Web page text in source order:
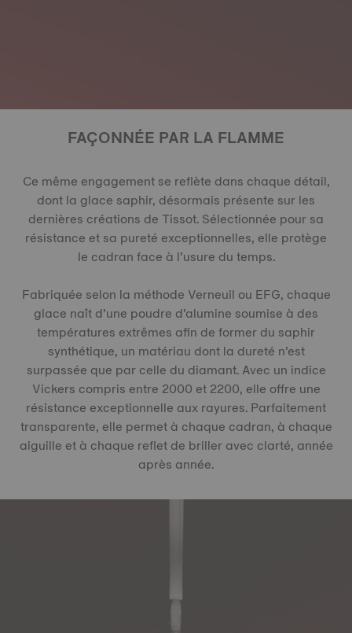
FAÇONNÉE PAR LA FLAMME
Ce même engagement se reflète dans chaque détail,
dont la glace saphir, désormais présente sur les
dernières créations de Tissot. Sélectionnée pour sa
résistance et sa pureté exceptionnelles, elle protège
le cadran face à l’usure du temps.
Fabriquée selon la méthode Verneuil ou EFG, chaque
glace naît d’une poudre d’alumine soumise à des
températures extrêmes afin de former du saphir
synthétique, un matériau dont la dureté n’est
surpassée que par celle du diamant. Avec un indice
Vickers compris entre 2000 et 2200, elle offre une
résistance exceptionnelle aux rayures. Parfaitement
transparente, elle permet à chaque cadran, à chaque
aiguille et à chaque reflet de briller avec clarté, année
après année.